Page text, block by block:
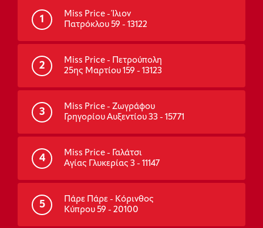
1
Miss Price - Ίλιον
Πατρόκλου 59 - 13122
2
Miss Price - Πετρούπολη
25ης Μαρτίου 159 - 13123
3
Miss Price - Ζωγράφου
Γρηγορίου Αυξεντίου 33 - 15771
4
Miss Price - Γαλάτσι
Αγίας Γλυκερίας 3 - 11147
5
Πάρε Πάρε - Κόρινθος
Κύπρου 59 - 20100